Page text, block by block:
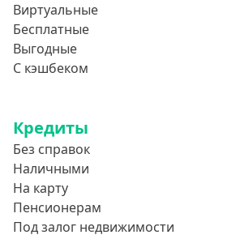
Виртуальные
Бесплатные
Выгодные
С кэшбеком
Кредиты
Без справок
Наличными
На карту
Пенсионерам
Под залог недвижимости